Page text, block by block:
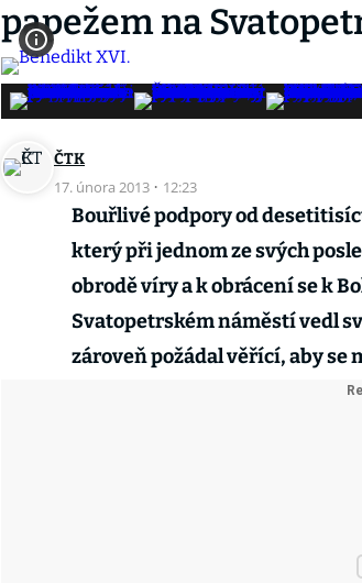
papežem na
ČTK
17. února 2013 · 12:23
Bouřlivé podpory od
který při jednom ze svých
obrodě víry a k obrácení se k
Svatopetrském náměstí vedl
zároveň požádal věřící, aby se